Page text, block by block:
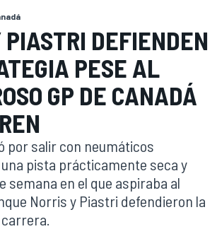
PIASTRI DEFIENDEN
PESE AL
GP DE CANADÁ
por salir con neumáticos
pista prácticamente seca y
semana en el que aspiraba al
Norris y Piastri defendieron la